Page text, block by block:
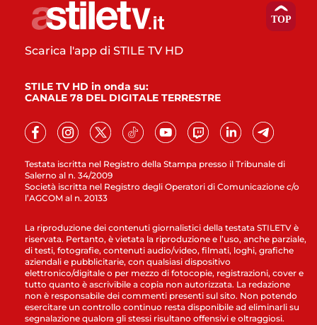
Testata iscritta nel Registro della Stampa presso il Tribunale di
Salerno al n. 34/2009
Società iscritta nel Registro degli Operatori di Comunicazione c/o
l’AGCOM al n. 20133
Scarica l'app di STILE TV HD
STILE TV HD in onda su:
CANALE 78 DEL DIGITALE TERRESTRE
La riproduzione dei contenuti giornalistici della testata STILETV è
riservata. Pertanto, è vietata la riproduzione e l’uso, anche parziale,
di testi, fotografie, contenuti audio/video, filmati, loghi, grafiche
aziendali e pubblicitarie, con qualsiasi dispositivo
elettronico/digitale o per mezzo di fotocopie, registrazioni, cover e
tutto quanto è ascrivibile a copia non autorizzata. La redazione
non è responsabile dei commenti presenti sul sito. Non potendo
esercitare un controllo continuo resta disponibile ad eliminarli su
segnalazione qualora gli stessi risultano offensivi e oltraggiosi.